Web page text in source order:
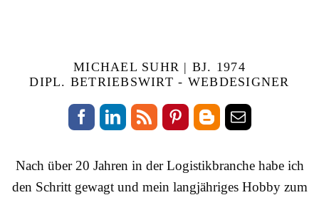
MICHAEL SUHR | BJ. 1974
DIPL. BETRIEBSWIRT - WEBDESIGNER
Nach über 20 Jahren in der Logistikbranche habe ich
den Schritt gewagt und mein langjähriges Hobby zum